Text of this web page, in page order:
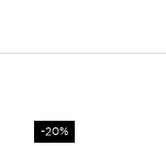
-20%